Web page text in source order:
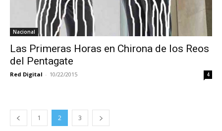
Nacional
Las Primeras Horas en Chirona de los Reos
del Pentagate
Red Digital - 10/22/2015 4
1 2 3